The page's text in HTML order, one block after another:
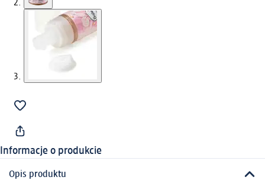
Informacje o produkcie
Opis produktu